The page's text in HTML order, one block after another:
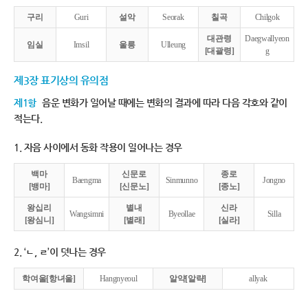
구리 Guri 설악 Seorak 칠곡 Chilgok
임실 Imsil 울릉 Ulleung
대관령
[대괄령]
Daegwallyeon
g
제3장 표기상의 유의점
제1항 음운 변화가 일어날 때에는 변화의 결과에 따라 다음 각호와 같이
적는다.
1. 자음 사이에서 동화 작용이 일어나는 경우
백마
[뱅마]
Baengma
신문로
[신문노]
Sinmunno
종로
[종노]
Jongno
왕십리
[왕심니]
Wangsimni
별내
[별래]
Byeollae
신라
[실라]
Silla
2. ‘ㄴ, ㄹ’이 덧나는 경우
학여울[항녀울] Hangnyeoul 알약[알략] allyak